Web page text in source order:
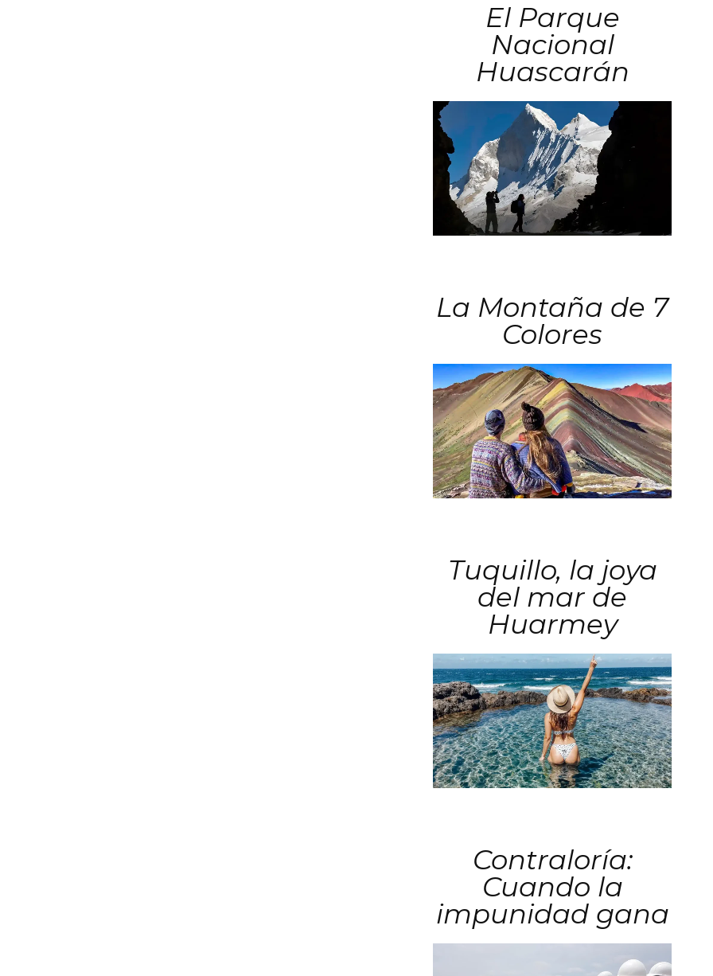
El Parque
Nacional
Huascarán
La Montaña de 7
Colores
Tuquillo, la joya
del mar de
Huarmey
Contraloría:
Cuando la
impunidad gana